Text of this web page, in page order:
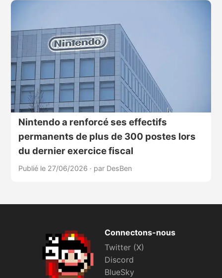
Nintendo a renforcé ses effectifs
permanents de plus de 300 postes lors
du dernier exercice fiscal
Publié le 27/06/2026 · par DesBen
Connectons-nous
Twitter (X)
Discord
BlueSky